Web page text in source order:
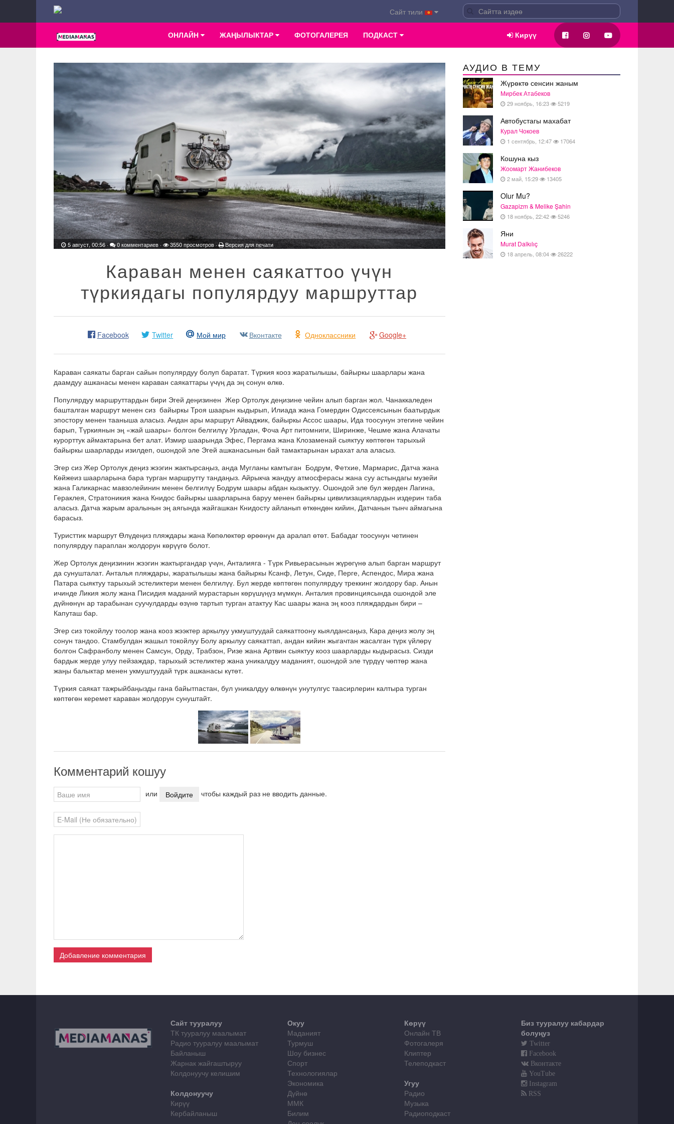
Сайт тили
ОНЛАЙН ЖАҢЫЛЫКТАР ФОТОГАЛЕРЕЯ ПОДКАСТ Кирүү
5 август, 00:56 · 0 комментариев · 3550 просмотров · Версия для печати
Караван менен саякаттоо үчүн
түркиядагы популярдуу маршруттар
Facebook Twitter Мой мир Вконтакте Одноклассники Google+
Караван саякаты барган сайын популярдуу болуп баратат. Түркия кооз жаратылышы, байыркы шаарлары жана
даамдуу ашканасы менен караван саякаттары үчүң да эң сонун өлкө.
Популярдуу маршруттардын бири Эгей деңизинен Жер Ортолук деңизине чейин алып барган жол. Чанаккаледен
башталган маршрут менен сиз байыркы Троя шаарын кыдырып, Илиада жана Гомердин Одиссеясынын баатырдык
эпостору менен тааныша аласыз. Андан ары маршрут Айваджик, байыркы Ассос шаары, Ида тоосунун этегине чейин
барып, Түркиянын эң «жай шаары» болгон белгилүү Урладан, Фоча Арт питомниги, Ширинже, Чешме жана Алачаты
курорттук аймактарына бет алат. Измир шаарында Эфес, Пергама жана Клозаменай сыяктуу көптөгөн тарыхый
байыркы шаарларды изилдеп, ошондой эле Эгей ашканасынын бай тамактарынан ырахат ала аласыз.
Эгер сиз Жер Ортолук деңиз жээгин жактырсаңыз, анда Мугланы камтыган Бодрум, Фетхие, Мармарис, Датча жана
Көйжеиз шаарларына бара турган маршрутту тандаңыз. Айрыкча жандуу атмосферасы жана суу астындагы музейи
жана Галикарнас мавзолейинин менен белгилүү Бодрум шаары абдан кызыктуу. Ошондой эле бул жерден Лагина,
Гераклея, Стратоникия жана Книдос байыркы шаарларына баруу менен байыркы цивилизациялардын издерин таба
аласыз. Датча жарым аралынын эң аягында жайгашкан Книдосту айланып өткөндөн кийин, Датчанын тынч аймагына
барасыз.
Туристтик маршрут Өлүдеңиз пляждары жана Көпөлөктөр өрөөнүн да аралап өтөт. Бабадаг тоосунун четинен
популярдуу параплан жолдорун көрүүгө болот.
Жер Ортолук деңизинин жээгин жактыргандар үчүн, Анталияга - Түрк Ривьерасынын жүрөгүнө алып барган маршрут
да сунушталат. Анталья пляждары, жаратылышы жана байыркы Ксанф, Летун, Сиде, Перге, Аспендос, Мира жана
Патара сыяктуу тарыхый эстеликтери менен белгилүү. Бул жерде көптөгөн популярдуу треккинг жолдору бар. Анын
ичинде Ликия жолу жана Писидия маданий мурастарын көрүшүңүз мүмкүн. Анталия провинциясында ошондой эле
дүйнөнүн ар тарабынан суучулдарды өзүнө тартып турган атактуу Кас шаары жана эң кооз пляждардын бири –
Капуташ бар.
Эгер сиз токойлуу тоолор жана кооз жээктер аркылуу укмуштуудай саякаттоону кыялдансаңыз, Кара деңиз жолу эң
сонун тандоо. Стамбулдан жашыл токойлуу Болу аркылуу саякаттап, андан кийин жыгачтан жасалган түрк үйлөрү
болгон Сафранболу менен Самсун, Орду, Трабзон, Ризе жана Артвин сыяктуу кооз шаарларды кыдырасыз. Сизди
бардык жерде улуу пейзаждар, тарыхый эстеликтер жана уникалдуу маданият, ошондой эле түрдүү чөптөр жана
жаңы балыктар менен укмуштуудай түрк ашканасы күтөт.
Түркия саякат тажрыйбаңызды гана байытпастан, бул уникалдуу өлкөнүн унутулгус таасирлерин калтыра турган
көптөгөн керемет караван жолдорун сунуштайт.
Комментарий кошуу
или Войдите чтобы каждый раз не вводить данные.
Добавление комментария
АУДИО В ТЕМУ
Жүрөктө сенсин жаным
Мирбек Атабеков
29 ноябрь, 16:23 5219
Автобустагы махабат
Курал Чокоев
1 сентябрь, 12:47 17064
Кошуна кыз
Жоомарт Жанибеков
2 май, 15:29 13405
Olur Mu?
Gazapizm & Melike Şahin
18 ноябрь, 22:42 5246
Яни
Murat Dalkılıç
18 апрель, 08:04 26222
Сайт тууралуу
ТК тууралуу маалымат
Радио тууралуу маалымат
Байланыш
Жарнак жайгаштыруу
Колдонуучу келишим
Колдонуучу
Кирүү
Кербайланыш
Окуу
Маданият
Турмуш
Шоу бизнес
Спорт
Технологиялар
Экономика
Дүйнө
ММК
Билим
Көрүү
Онлайн ТВ
Фотогалеря
Клиптер
Телеподкаст
Угуу
Радио
Музыка
Радиоподкаст
Биз тууралуу кабардар
болуңуз
Twitter
Facebook
Вконтакте
YouTube
Instagram
RSS